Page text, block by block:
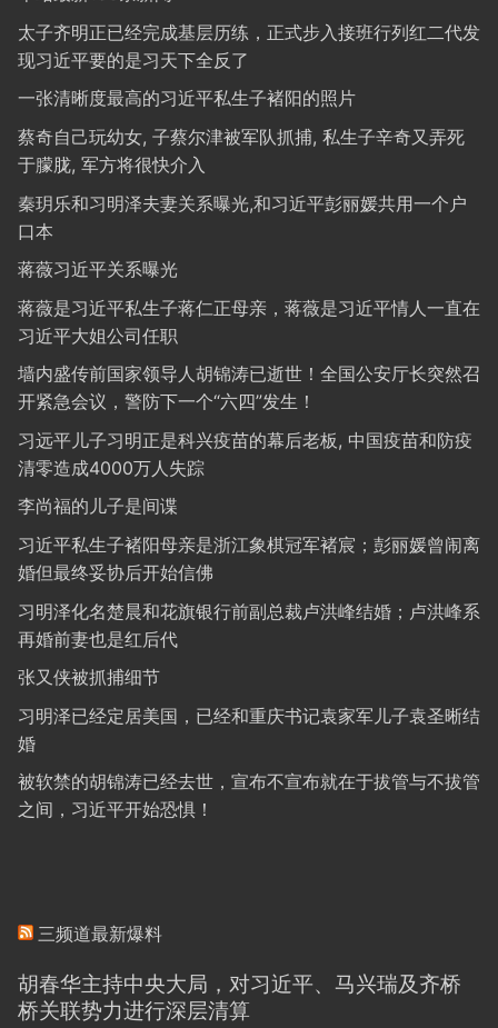
太子齐明正已经完成基层历练，正式步入接班行列红二代发
现习近平要的是习天下全反了
一张清晰度最高的习近平私生子褚阳的照片
蔡奇自己玩幼女, 子蔡尔津被军队抓捕, 私生子辛奇又弄死
于朦胧, 军方将很快介入
秦玥乐和习明泽夫妻关系曝光,和习近平彭丽媛共用一个户
口本
蒋薇习近平关系曝光
蒋薇是习近平私生子蒋仁正母亲，蒋薇是习近平情人一直在
习近平大姐公司任职
墙内盛传前国家领导人胡锦涛已逝世！全国公安厅长突然召
开紧急会议，警防下一个“六四”发生！
习远平儿子习明正是科兴疫苗的幕后老板, 中国疫苗和防疫
清零造成4000万人失踪
李尚福的儿子是间谍
习近平私生子褚阳母亲是浙江象棋冠军褚宸；彭丽媛曾闹离
婚但最终妥协后开始信佛
习明泽化名楚晨和花旗银行前副总裁卢洪峰结婚；卢洪峰系
再婚前妻也是红后代
张又侠被抓捕细节
习明泽已经定居美国，已经和重庆书记袁家军儿子袁圣晰结
婚
被软禁的胡锦涛已经去世，宣布不宣布就在于拔管与不拔管
之间，习近平开始恐惧！
三频道最新爆料
胡春华主持中央大局，对习近平、马兴瑞及齐桥
桥关联势力进行深层清算